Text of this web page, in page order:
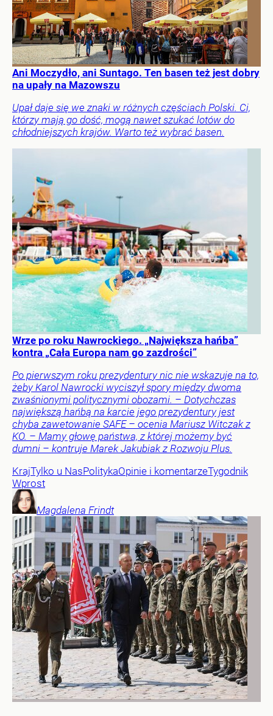
Ani Moczydło, ani Suntago. Ten basen też jest dobry
na upały na Mazowszu
Upał daje się we znaki w różnych częściach Polski. Ci,
którzy mają go dość, mogą nawet szukać lotów do
chłodniejszych krajów. Warto też wybrać basen.
Wrze po roku Nawrockiego. „Największa hańba”
kontra „Cała Europa nam go zazdrości”
Po pierwszym roku prezydentury nic nie wskazuje na to,
żeby Karol Nawrocki wyciszył spory między dwoma
zwaśnionymi politycznymi obozami. – Dotychczas
największą hańbą na karcie jego prezydentury jest
chyba zawetowanie SAFE – ocenia Mariusz Witczak z
KO. – Mamy głowę państwa, z której możemy być
dumni – kontruje Marek Jakubiak z Rozwoju Plus.
KrajTylko u NasPolitykaOpinie i komentarzeTygodnik
Wprost
Magdalena Frindt